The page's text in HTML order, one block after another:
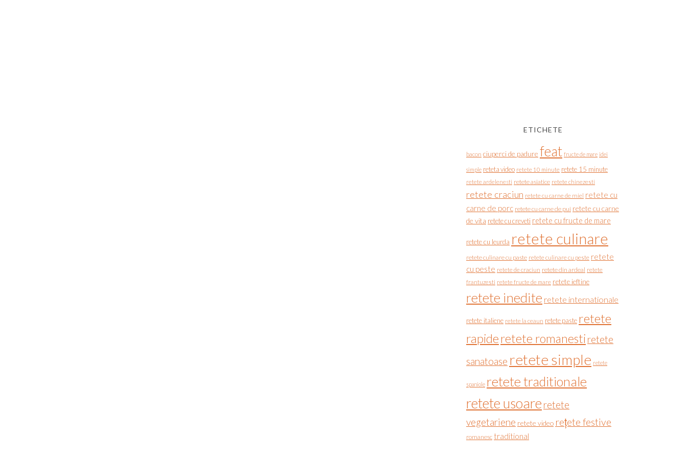
ETICHETE
bacon ciuperci de padure feat fructe de mare idei
simple reteta video retete 10 minute retete 15 minute
retete ardelenesti retete asiatice retete chinezesti
retete craciun retete cu carne de miel retete cu
carne de porc retete cu carne de pui retete cu carne
de vita retete cu creveti retete cu fructe de mare
retete cu leurda retete culinare
retete culinare cu paste retete culinare cu peste retete
cu peste retete de craciun retete din ardeal retete
frantuzesti retete fructe de mare retete ieftine
retete inedite retete internationale
retete italiene retete la ceaun retete paste retete
rapideretete romanesti retete
sanatoase retete simple retete
spaniole retete traditionale
retete usoare retete
vegetariene retete video rețete festive
romanesc traditional